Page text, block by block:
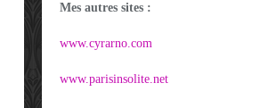
Mes autres sites :
www.cyrarno.com
www.parisinsolite.net